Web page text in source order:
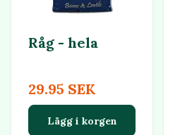
Råg - hela
29.95 SEK
Lägg i korgen